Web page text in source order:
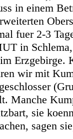
in einem
fuer 2-3
in
wir mit
Manche
sie
sagen